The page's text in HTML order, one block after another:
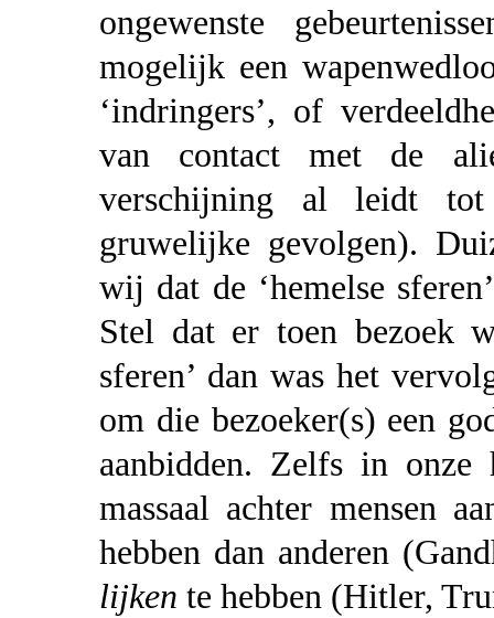
ongewenste
mogelijk een
‘indringers’, of
van contact met de
verschijning al leidt
gruwelijke gevolgen).
wij dat de ‘hemelse
Stel dat er toen bezoek
sferen’ dan was het
om die bezoeker(s) een
aanbidden. Zelfs in
massaal achter mensen
hebben dan anderen
lijken te hebben (Hitler,